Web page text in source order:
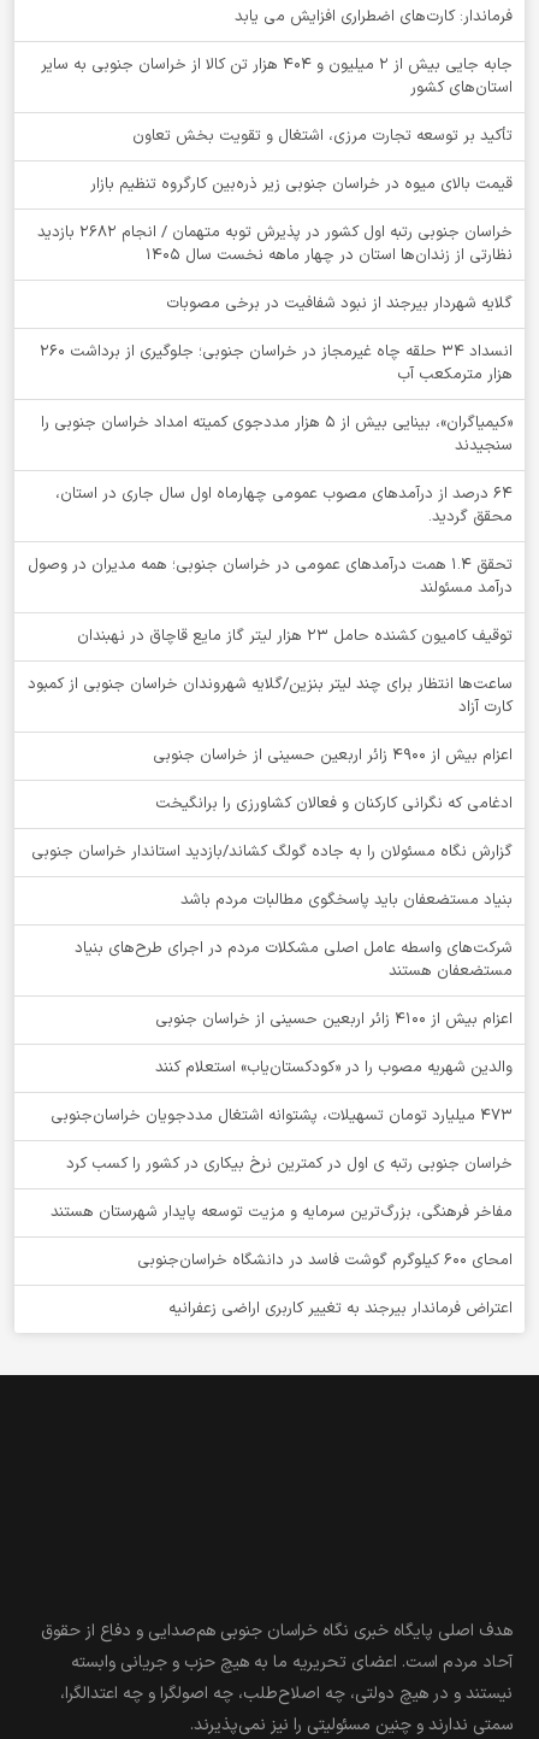
فرماندار: کارت‌های اضطراری افزایش می یابد
جابه جایی بیش از 2 میلیون و 404 هزار تن کالا از خراسان جنوبی به سایر
استان‌های کشور
تأکید بر توسعه تجارت مرزی، اشتغال و تقویت بخش تعاون
قیمت بالای میوه در خراسان جنوبی زیر ذره‌بین کارگروه تنظیم بازار
خراسان جنوبی رتبه اول کشور در پذیرش توبه متهمان / انجام ۲۶۸۲ بازدید
نظارتی از زندان‌ها استان در چهار ماهه نخست سال 1405
گلایه شهردار بیرجند از نبود شفافیت در برخی مصوبات
انسداد ۳۴ حلقه چاه غیرمجاز در خراسان جنوبی؛ جلوگیری از برداشت ۲۶۰
هزار مترمکعب آب
«کیمیاگران»، بینایی بیش از ۵ هزار مددجوی کمیته امداد خراسان جنوبی را
سنجیدند
64 درصد از درآمدهای مصوب عمومی چهارماه اول سال جاری در استان،
محقق گردید.
تحقق ۱.۴ همت درآمدهای عمومی در خراسان جنوبی؛ همه مدیران در وصول
درآمد مسئولند
توقيف کامیون کشنده حامل 23 هزار لیتر گاز مایع قاچاق در نهبندان
ساعت‌ها انتظار برای چند لیتر بنزین/گلایه شهروندان خراسان جنوبی از کمبود
کارت آزاد
اعزام بیش از 4900 زائر اربعین حسینی از خراسان جنوبی
ادغامی که نگرانی کارکنان و فعالان کشاورزی را برانگیخت
گزارش نگاه مسئولان را به جاده گولگ کشاند/بازدید استاندار خراسان جنوبی
بنیاد مستضعفان باید پاسخگوی مطالبات مردم باشد
شرکت‌های واسطه عامل اصلی مشکلات مردم در اجرای طرح‌های بنیاد
مستضعفان هستند
اعزام بیش از 4100 زائر اربعین حسینی از خراسان جنوبی
والدین شهریه مصوب را در «کودکستان‌یاب» استعلام کنند
۴۷۳ میلیارد تومان تسهیلات، پشتوانه اشتغال مددجویان خراسان‌جنوبی
خراسان جنوبی رتبه ی اول در کمترین نرخ بیکاری در کشور را کسب کرد
مفاخر فرهنگی، بزرگ‌ترین سرمایه و مزیت توسعه پایدار شهرستان هستند
امحای ۶۰۰ کیلوگرم گوشت فاسد در دانشگاه خراسان‌جنوبی
اعتراض فرماندار بیرجند به تغییر کاربری اراضی زعفرانیه
هدف اصلی پایگاه خبری نگاه خراسان جنوبی هم‌صدایی و دفاع از حقوق
آحاد مردم است. اعضای تحریریه ما به هیچ حزب و جریانی وابسته
نیستند و در هیچ دولتی، چه اصلاح‌طلب، چه اصولگرا و چه اعتدالگرا،
سمتی ندارند و چنین مسئولیتی را نیز نمی‌پذیرند.